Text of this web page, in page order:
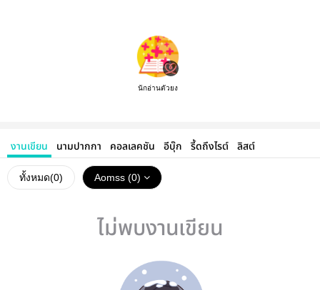
นักอ่านตัวยง
งานเขียน นามปากกา คอลเลคชัน อีบุ๊ก รี้ดถึงไรต์ ลิสต์
ทั้งหมด(0) Aomss (0)
ไม่พบงานเขียน